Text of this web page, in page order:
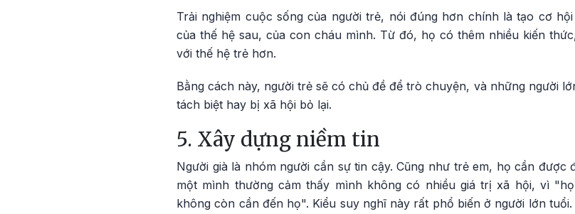
Trải nghiệm cuộc sống của người trẻ, nói đúng hơn chính là tạo cơ
của thế hệ sau, của con cháu mình. Từ đó, họ có thêm nhiều kiến
với thế hệ trẻ hơn.
Bằng cách này, người trẻ sẽ có chủ đề để trò chuyện, và những người
tách biệt hay bị xã hội bỏ lại.
5. Xây dựng niềm tin
Người già là nhóm người cần sự tin cậy. Cũng như trẻ em, họ cần được
một mình thường cảm thấy mình không có nhiều giá trị xã hội, vì
không còn cần đến họ". Kiểu suy nghĩ này rất phổ biến ở người lớn